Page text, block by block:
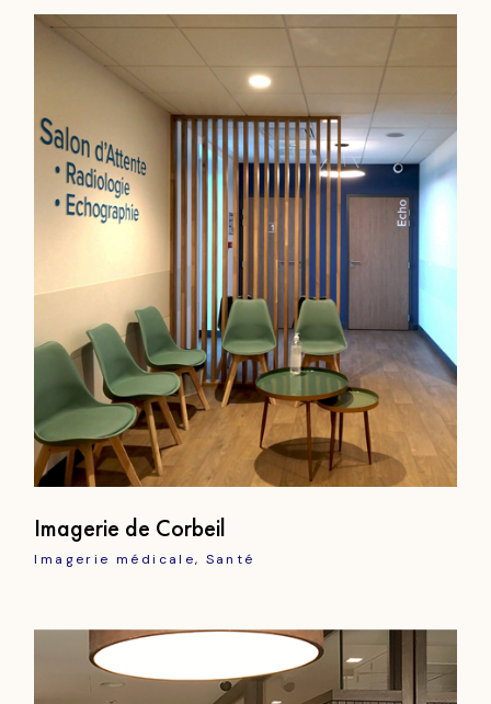
Imagerie de Corbeil
Imagerie médicale Santé